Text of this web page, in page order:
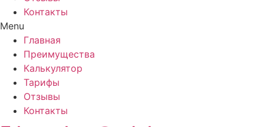
Контакты
Menu
Главная
Преимущества
Калькулятор
Тарифы
Отзывы
Контакты